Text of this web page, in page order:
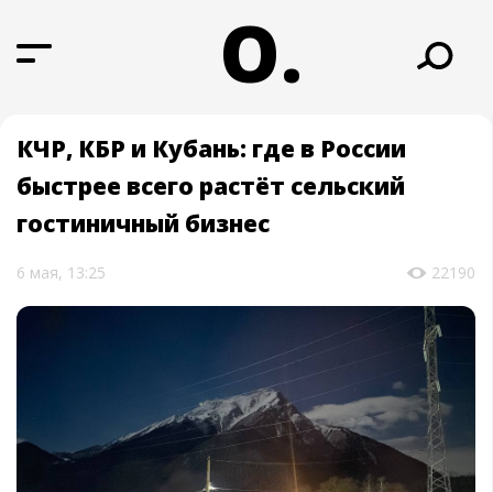
О.
КЧР, КБР и Кубань: где в России
быстрее всего растёт сельский
гостиничный бизнес
6 мая, 13:25 22190